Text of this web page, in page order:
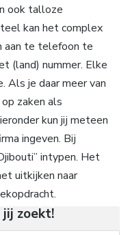
ook talloze
kan het complex
aan te telefoon te
(land) nummer. Elke
Als je daar meer van
zaken als
kun jij meteen
ingeven. Bij
intypen. Het
uitkijken naar
zoekt!